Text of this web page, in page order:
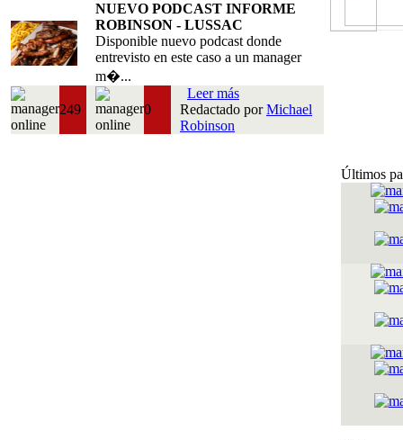
NUEVO PODCAST INFORME
ROBINSON - LUSSAC
Disponible nuevo podcast donde
entrevisto en este caso a un manager
m�...
249 0
Leer más
Redactado porMichael
Robinson
Últimos